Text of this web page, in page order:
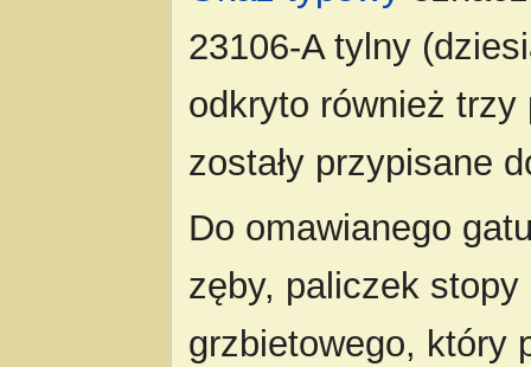
23106-A tylny
odkryto również
zostały przypisane
Do omawianego
zęby, paliczek
grzbietowego, który